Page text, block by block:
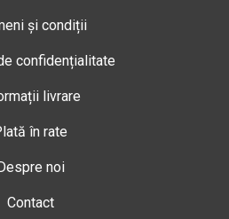
și condiții
confidențialitate
livrare
în rate
Despre noi
Contact